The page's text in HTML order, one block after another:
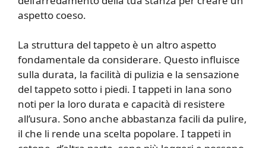
aspetto coeso.
La struttura del tappeto è un altro aspetto
fondamentale da considerare. Questo influisce
sulla durata, la facilità di pulizia e la sensazione
del tappeto sotto i piedi. I tappeti in lana sono
noti per la loro durata e capacità di resistere
all’usura. Sono anche abbastanza facili da pulire,
il che li rende una scelta popolare. I tappeti in